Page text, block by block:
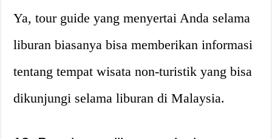
Ya, tour guide yang menyertai Anda selama
liburan biasanya bisa memberikan informasi
tentang tempat wisata non-turistik yang bisa
dikunjungi selama liburan di Malaysia.